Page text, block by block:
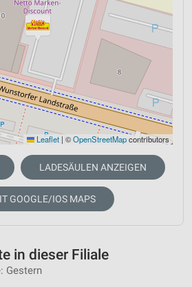
Leaflet | ©OpenStreetMapcontributors
LADESÄULEN ANZEIGEN
GOOGLE/IOS MAPS
in dieser Filiale
Gestern